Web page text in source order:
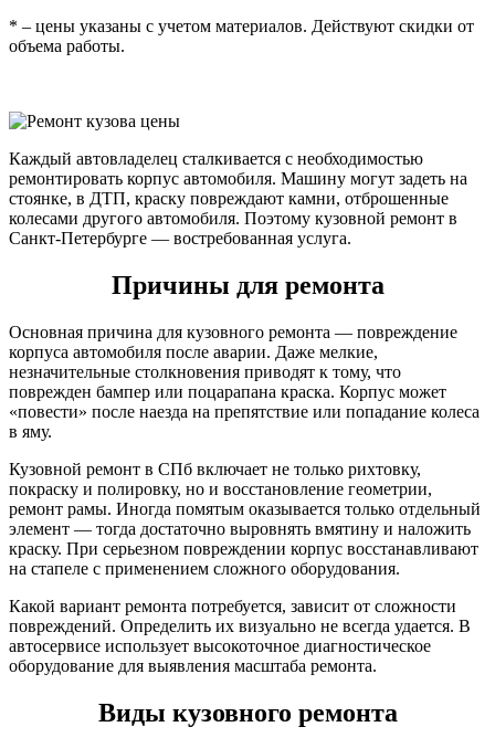
* – цены указаны с учетом материалов. Действуют скидки от
объема работы.
Каждый автовладелец сталкивается с необходимостью
ремонтировать корпус автомобиля. Машину могут задеть на
стоянке, в ДТП, краску повреждают камни, отброшенные
колесами другого автомобиля. Поэтому кузовной ремонт в
Санкт-Петербурге — востребованная услуга.
Причины для ремонта
Основная причина для кузовного ремонта — повреждение
корпуса автомобиля после аварии. Даже мелкие,
незначительные столкновения приводят к тому, что
поврежден бампер или поцарапана краска. Корпус может
«повести» после наезда на препятствие или попадание колеса
в яму.
Кузовной ремонт в СПб включает не только рихтовку,
покраску и полировку, но и восстановление геометрии,
ремонт рамы. Иногда помятым оказывается только отдельный
элемент — тогда достаточно выровнять вмятину и наложить
краску. При серьезном повреждении корпус восстанавливают
на стапеле с применением сложного оборудования.
Какой вариант ремонта потребуется, зависит от сложности
повреждений. Определить их визуально не всегда удается. В
автосервисе использует высокоточное диагностическое
оборудование для выявления масштаба ремонта.
Виды кузовного ремонта